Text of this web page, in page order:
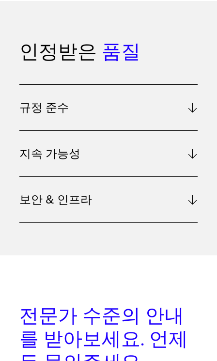
인정받은 품질
규정 준수
지속 가능성
보안 & 인프라
전문가 수준의 안내
를 받아보세요. 언제